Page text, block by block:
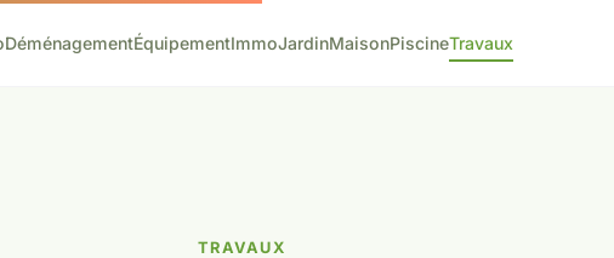
DéménagementÉquipementImmoJardinMaisonPiscineTravaux
TRAVAUX